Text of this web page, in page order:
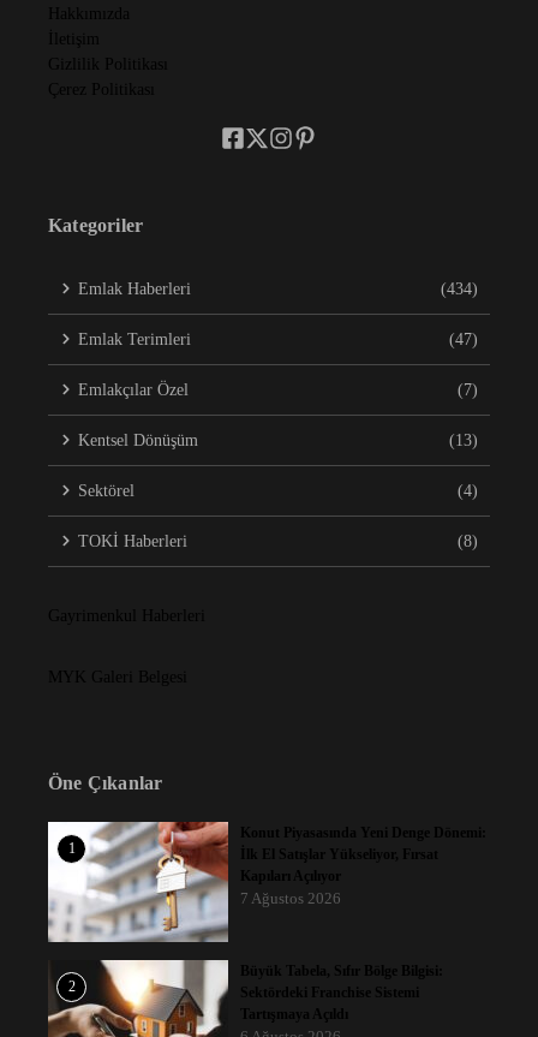
Hakkımızda
İletişim
Gizlilik Politikası
Çerez Politikası
Kategoriler
Emlak Haberleri (434)
Emlak Terimleri (47)
Emlakçılar Özel (7)
Kentsel Dönüşüm (13)
Sektörel (4)
TOKİ Haberleri (8)
Gayrimenkul Haberleri
MYK Galeri Belgesi
Öne Çıkanlar
1
Konut Piyasasında Yeni Denge Dönemi:
İlk El Satışlar Yükseliyor, Fırsat
Kapıları Açılıyor
7 Ağustos 2026
2
Büyük Tabela, Sıfır Bölge Bilgisi:
Sektördeki Franchise Sistemi
Tartışmaya Açıldı